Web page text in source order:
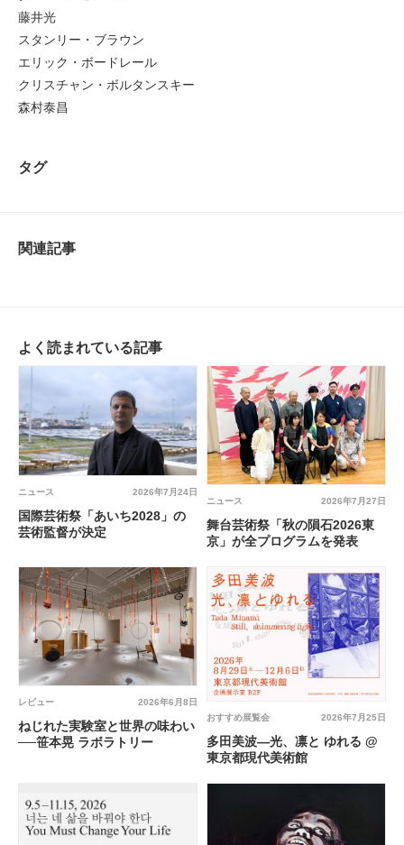
藤井光
スタンリー・ブラウン
エリック・ボードレール
クリスチャン・ボルタンスキー
森村泰昌
タグ
関連記事
よく読まれている記事
2026年7月24日
ニュース
国際芸術祭「あいち2028」の
芸術監督が決定
2026年7月27日
ニュース
舞台芸術祭「秋の隕石2026東
京」が全プログラムを発表
2026年6月8日
レビュー
ねじれた実験室と世界の味わい
──笹本晃 ラボラトリー
2026年7月25日
おすすめ展覧会
多田美波―光、凛と ゆれる @
東京都現代美術館